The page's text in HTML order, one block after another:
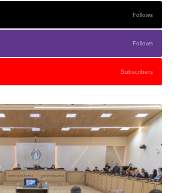
Follows
Follows
Subscribers